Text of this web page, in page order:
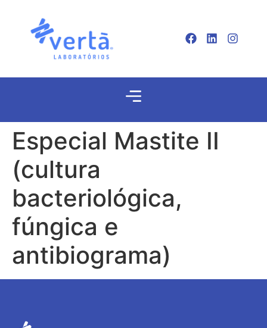
Especial Mastite II
(cultura
bacteriológica,
fúngica e
antibiograma)